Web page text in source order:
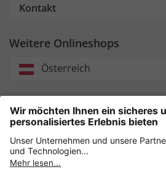
Kontakt
Weitere Onlineshops
Österreich
Unsere Zahlungsarten
Sicher einkaufen mit